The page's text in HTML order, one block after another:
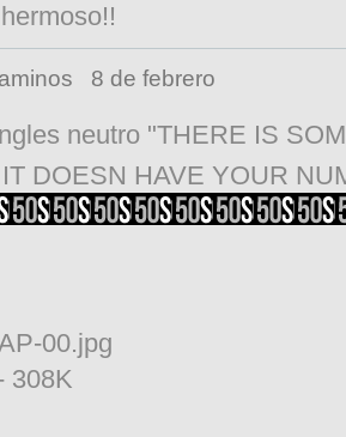
8 de febrero
neutro "THERE IS
DOESN HAVE YOUR
00.jpg
308K